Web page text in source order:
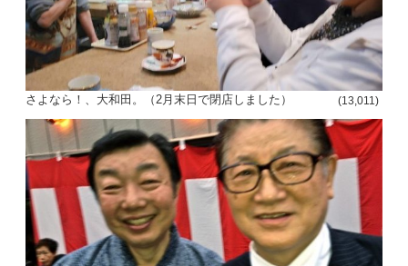
さよなら！、大和田。（2月末日で閉店しました） (13,011)